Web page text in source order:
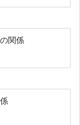
関係